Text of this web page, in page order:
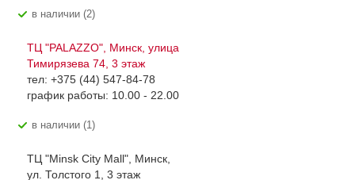
В наличии (2)
ТЦ "PALAZZO", Минск, улица
Тимирязева 74, 3 этаж
тел: +375 (44) 547-84-78
график работы: 10.00 - 22.00
В наличии (1)
ТЦ "Minsk City Mall", Минск,
ул. Толстого 1, 3 этаж